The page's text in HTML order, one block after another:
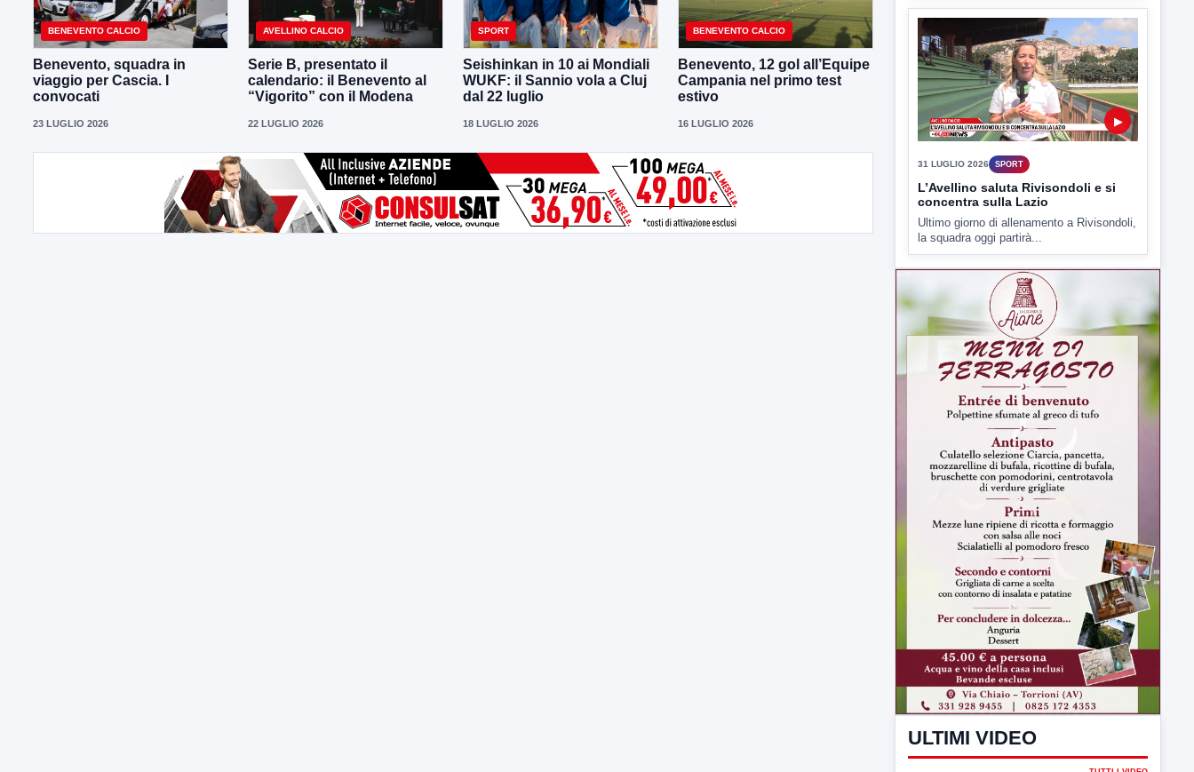
BENEVENTO CALCIO
Benevento, squadra in
viaggio per Cascia. I
convocati
23 LUGLIO 2026
AVELLINO CALCIO
Serie B, presentato il
calendario: il Benevento al
“Vigorito” con il Modena
22 LUGLIO 2026
SPORT
Seishinkan in 10 ai Mondiali
WUKF: il Sannio vola a Cluj
dal 22 luglio
18 LUGLIO 2026
BENEVENTO CALCIO
Benevento, 12 gol all’Equipe
Campania nel primo test
estivo
16 LUGLIO 2026 ▶
31 LUGLIO 2026 SPORT
L’Avellino saluta Rivisondoli e si
concentra sulla Lazio
Ultimo giorno di allenamento a Rivisondoli,
la squadra oggi partirà...
ULTIMI VIDEO